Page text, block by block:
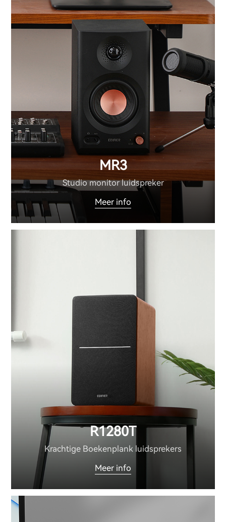
MR3
Studio monitor luidspreker
Meer info
R1280T
Krachtige Boekenplank luidsprekers
Meer info